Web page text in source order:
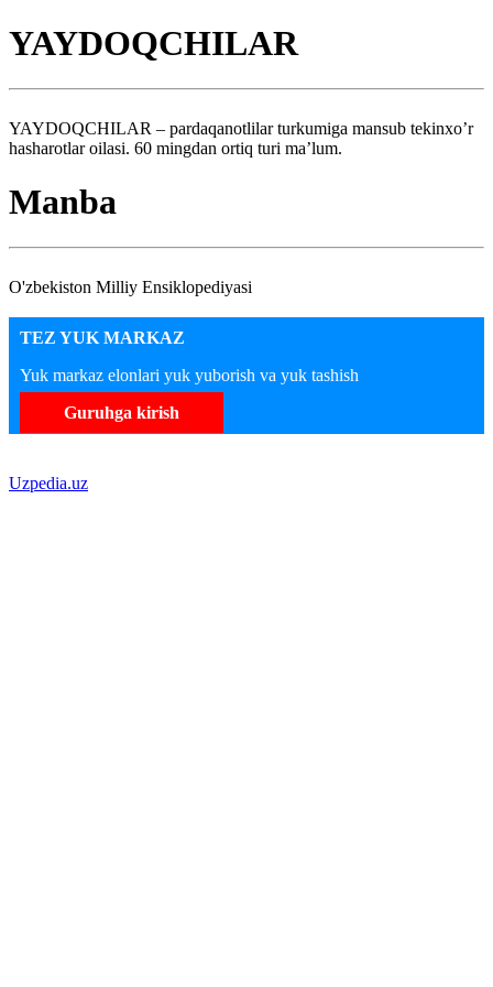
YAYDOQCHILAR
YAYDOQCHILAR – pardaqanotlilar turkumiga mansub tekinxo’r
hasharotlar oilasi. 60 mingdan ortiq turi ma’lum.
Manba
O'zbekiston Milliy Ensiklopediyasi
TEZ YUK MARKAZ
Yuk markaz elonlari yuk yuborish va yuk tashish
Guruhga kirish
Uzpedia.uz